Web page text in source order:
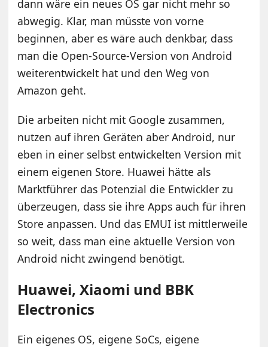
dann wäre ein neues OS gar nicht mehr so
abwegig. Klar, man müsste von vorne
beginnen, aber es wäre auch denkbar, dass
man die Open-Source-Version von Android
weiterentwickelt hat und den Weg von
Amazon geht.
Die arbeiten nicht mit Google zusammen,
nutzen auf ihren Geräten aber Android, nur
eben in einer selbst entwickelten Version mit
einem eigenen Store. Huawei hätte als
Marktführer das Potenzial die Entwickler zu
überzeugen, dass sie ihre Apps auch für ihren
Store anpassen. Und das EMUI ist mittlerweile
so weit, dass man eine aktuelle Version von
Android nicht zwingend benötigt.
Huawei, Xiaomi und BBK
Electronics
Ein eigenes OS, eigene SoCs, eigene